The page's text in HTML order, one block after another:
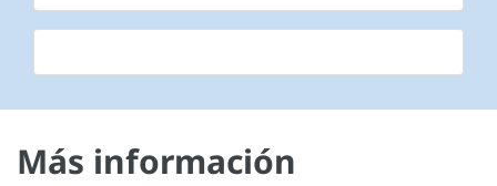
Más información